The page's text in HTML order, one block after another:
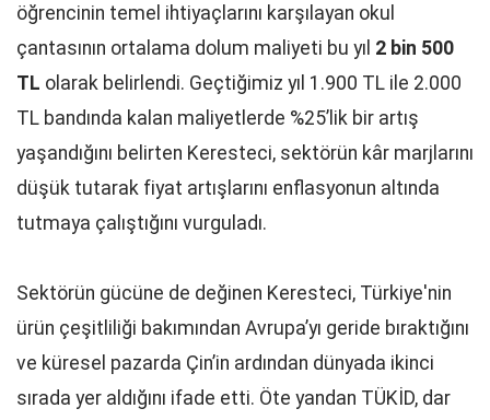
öğrencinin temel ihtiyaçlarını karşılayan okul
çantasının ortalama dolum maliyeti bu yıl 2 bin 500
TL olarak belirlendi. Geçtiğimiz yıl 1.900 TL ile 2.000
TL bandında kalan maliyetlerde %25’lik bir artış
yaşandığını belirten Keresteci, sektörün kâr marjlarını
düşük tutarak fiyat artışlarını enflasyonun altında
tutmaya çalıştığını vurguladı.
Sektörün gücüne de değinen Keresteci, Türkiye'nin
ürün çeşitliliği bakımından Avrupa’yı geride bıraktığını
ve küresel pazarda Çin’in ardından dünyada ikinci
sırada yer aldığını ifade etti. Öte yandan TÜKİD, dar